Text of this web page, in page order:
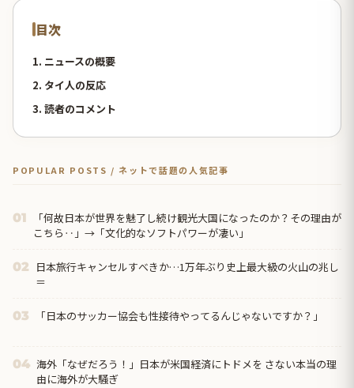
目次
1. ニュースの概要
2. タイ人の反応
3. 読者のコメント
POPULAR POSTS / ネットで話題の人気記事
01
「何故日本が世界を魅了し続け観光大国になったのか？その理由が
こちら‥」→「文化的なソフトパワーが凄い」
02
日本旅行キャンセルすべきか…1万年ぶり史上最大級の火山の兆し
＝
03 「日本のサッカー協会も性接待やってるんじゃないですか？」
04 海外「なぜだろう！」日本が米国経済にトドメを さない本当の理
由に海外が大騒ぎ